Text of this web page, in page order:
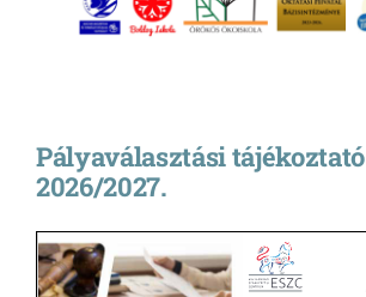
Pályaválasztási tájékoztató
2026/2027.